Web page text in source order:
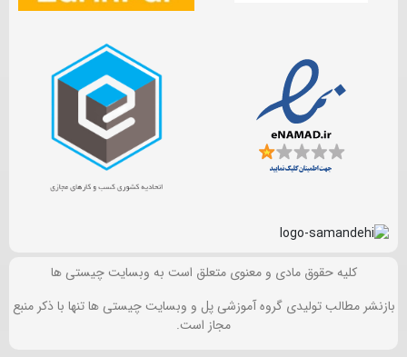
کلیه حقوق مادی و معنوی متعلق است به وبسایت چیستی ها
بازنشر مطالب تولیدی گروه آموزشی پل و وبسایت چیستی ها تنها با ذکر منبع
مجاز است.